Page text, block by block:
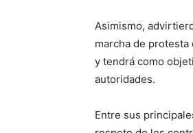
Asimismo,
marcha de
y tendrá como
autoridades.
Entre sus